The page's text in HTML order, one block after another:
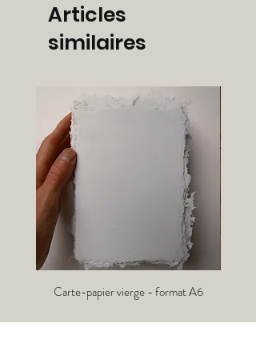
Articles
similaires
Carte-papier vierge - format A6